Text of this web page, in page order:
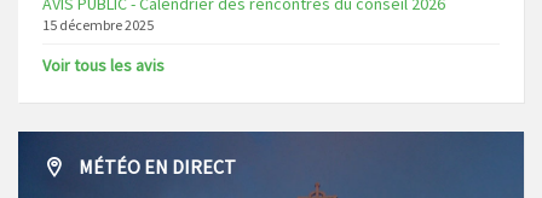
15 décembre 2025
Voir tous les avis
MÉTÉO EN DIRECT